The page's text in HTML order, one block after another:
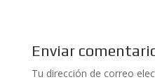
Enviar
Tu dirección de correo